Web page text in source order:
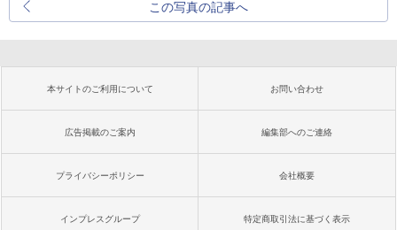
この写真の記事へ
本サイトのご利用について お問い合わせ
広告掲載のご案内 編集部へのご連絡
プライバシーポリシー 会社概要
インプレスグループ 特定商取引法に基づく表示